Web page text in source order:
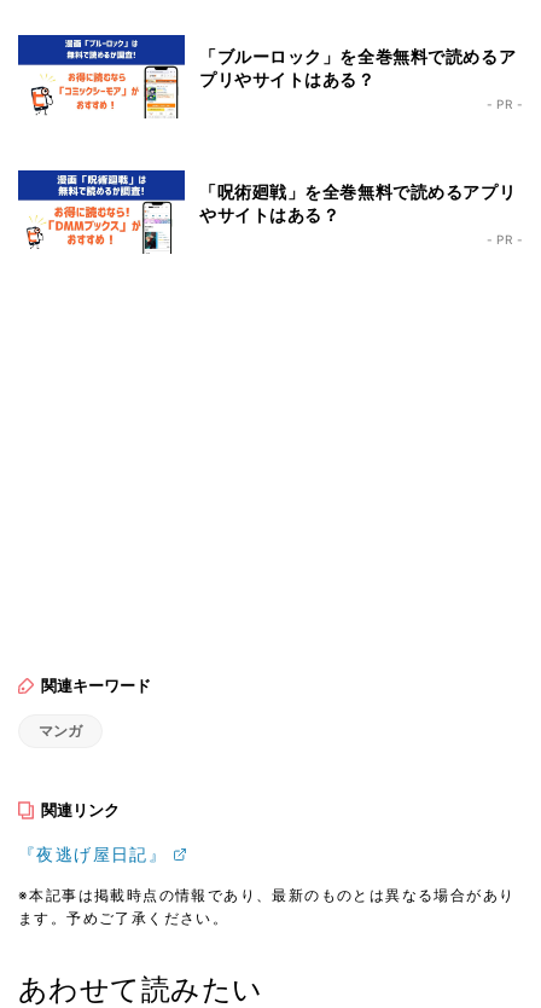
「ブルーロック」を全巻無料で読めるア
プリやサイトはある？
- PR -
「呪術廻戦」を全巻無料で読めるアプリ
やサイトはある？
- PR -
関連キーワード
マンガ
関連リンク
『夜逃げ屋日記』
※本記事は掲載時点の情報であり、最新のものとは異なる場合があり
ます。予めご了承ください。
あわせて読みたい